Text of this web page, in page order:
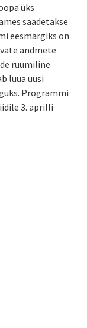
üks
saadetakse
eesmärgiks on
andmete
ruumiline
luua uusi
Programmi
3. aprilli